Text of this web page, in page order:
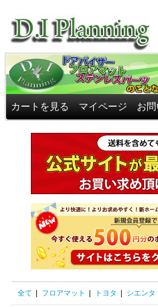
カートを見る マイページ お
全て | フロアマット | トヨタ | シエンタ